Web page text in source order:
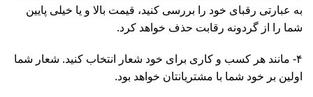
به عبارتی رقبای خود را بررسی کنید، قیمت بالا و یا خیلی پایین
شما را از گردونه رقابت حذف خواهد کرد.
۴- مانند هر کسب و کاری برای خود شعار انتخاب کنید. شعار شما
اولین بر خود شما با مشتریانتان خواهد بود.